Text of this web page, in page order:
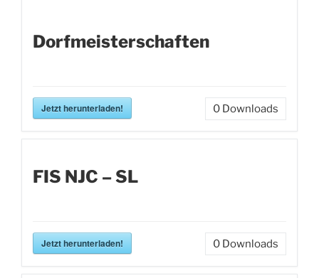
Dorfmeisterschaften
Jetzt herunterladen! 0 Downloads
FIS NJC – SL
Jetzt herunterladen! 0 Downloads